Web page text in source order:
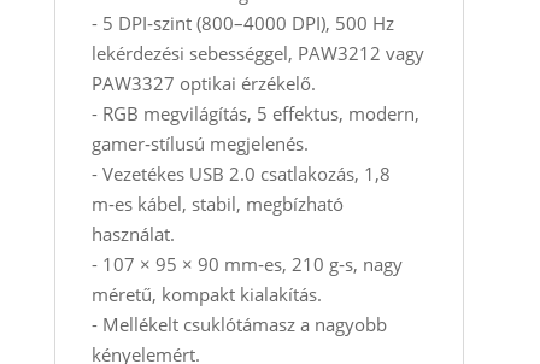
- 5 DPI‑szint (800–4000 DPI), 500 Hz
lekérdezési sebességgel, PAW3212 vagy
PAW3327 optikai érzékelő.
- RGB megvilágítás, 5 effektus, modern,
gamer‑stílusú megjelenés.
- Vezetékes USB 2.0 csatlakozás, 1,8
m‑es kábel, stabil, megbízható
használat.
- 107 × 95 × 90 mm‑es, 210 g‑s, nagy
méretű, kompakt kialakítás.
- Mellékelt csuklótámasz a nagyobb
kényelemért.